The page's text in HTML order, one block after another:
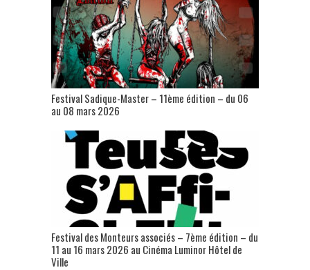
Festival Sadique-Master – 11ème édition – du 06
au 08 mars 2026
Festival des Monteurs associés – 7ème édition – du
11 au 16 mars 2026 au Cinéma Luminor Hôtel de
Ville